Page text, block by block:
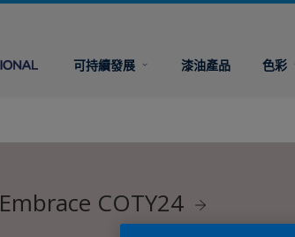
可持續發展 漆油產品 色彩
COTY24